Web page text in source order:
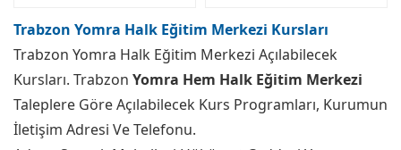
Trabzon Yomra Halk Eğitim Merkezi Kursları
Trabzon Yomra Halk Eğitim Merkezi Açılabilecek
Kursları. Trabzon Yomra Hem Halk Eğitim Merkezi
Taleplere Göre Açılabilecek Kurs Programları, Kurumun
İletişim Adresi Ve Telefonu.